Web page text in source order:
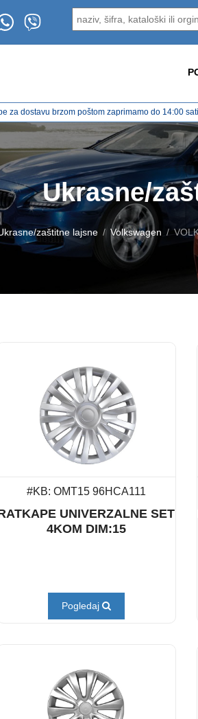
za dostavu brzom poštom zaprimamo do 14:00
Ukrasne/
zaštitne lajsne Volkswagen
#KB: OMT15 96HCA111
UNIVERZALNE SET
4KOM DIM:15
Pogledaj